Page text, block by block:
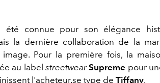
été connue pour son élégance
la dernière collaboration de la
Pour la première fois, la
au label streetwear Supreme pour
l'acheteur.se type de Tiffany.